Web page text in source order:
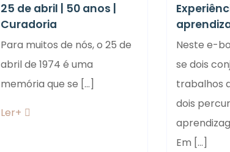
25 de abril | 50 anos |
Curadoria
Para muitos de nós, o 25 de
abril de 1974 é uma
memória que se [...]
Ler+
Neste e-
se dois
trabalhos
dois
Em [...]